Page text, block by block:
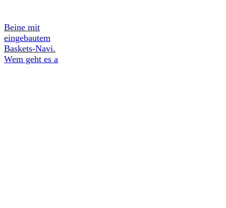
Beine mit
eingebautem
Baskets-Navi.
Wem geht es a